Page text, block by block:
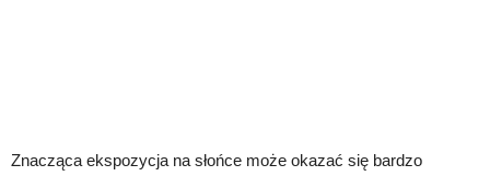
Znacząca ekspozycja na słońce może okazać się bardzo